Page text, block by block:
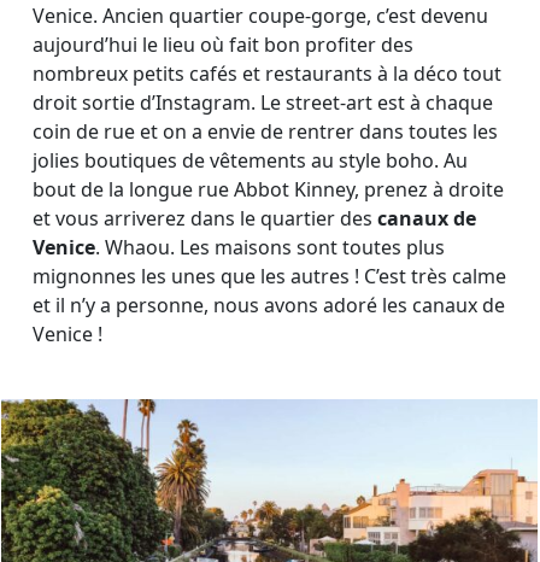
Venice. Ancien quartier coupe-gorge, c’est devenu
aujourd’hui le lieu où fait bon profiter des
nombreux petits cafés et restaurants à la déco tout
droit sortie d’Instagram. Le street-art est à chaque
coin de rue et on a envie de rentrer dans toutes les
jolies boutiques de vêtements au style boho. Au
bout de la longue rue Abbot Kinney, prenez à droite
et vous arriverez dans le quartier descanaux de
Venice. Whaou. Les maisons sont toutes plus
mignonnes les unes que les autres ! C’est très calme
et il n’y a personne, nous avons adoré les canaux de
Venice !